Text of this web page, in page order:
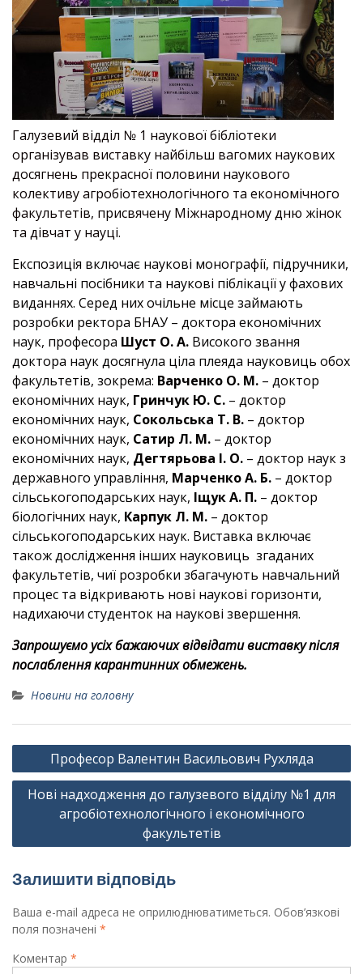
Галузевий відділ № 1 наукової бібліотеки
організував виставку найбільш вагомих наукових
досягнень прекрасної половини наукового
колективу агробіотехнологічного та економічного
факультетів, присвячену Міжнародному дню жінок
та дівчат у науці.
Експозиція включає наукові монографії, підручники,
навчальні посібники та наукові піблікації у фахових
виданнях. Серед них очільне місце займають
розробки ректора БНАУ – доктора економічних
наук, професора Шуст О. А. Високого звання
доктора наук досягнула ціла плеяда науковиць обох
факультетів, зокрема: Варченко О. М. – доктор
економічних наук, Гринчук Ю. С. – доктор
економічних наук, Сокольська Т. В. – доктор
економічних наук, Сатир Л. М. – доктор
економічних наук, Дегтярьова І. О. – доктор наук з
державного управління, Марченко А. Б. – доктор
сільськогоподарських наук, Іщук А. П. – доктор
біологічних наук, Карпук Л. М. – доктор
сільськогоподарських наук. Виставка включає
також дослідження інших науковиць згаданих
факультетів, чиї розробки збагачують навчальний
процес та відкривають нові наукові горизонти,
надихаючи студенток на наукові звершення.
Запрошуємо усіх бажаючих відвідати виставку після
послаблення карантинних обмежень.
Новини на головну
Навігація
записів
Професор Валентин Васильович Рухляда
Нові надходження до галузевого відділу №1 для
агробіотехнологічного і економічного
факультетів
Залишити відповідь
Ваша e-mail адреса не оприлюднюватиметься. Обов’язкові
поля позначені *
Коментар *